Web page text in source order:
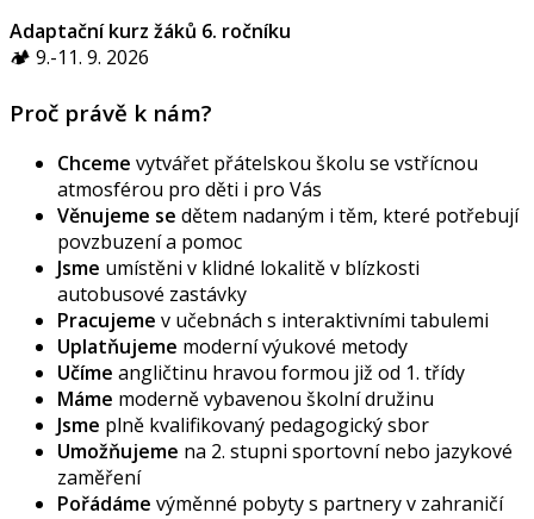
Adaptační kurz žáků 6. ročníku
🏕️ 9.-11. 9. 2026
Proč právě k nám?
Chceme vytvářet přátelskou školu se vstřícnou
atmosférou pro děti i pro Vás
Věnujeme se dětem nadaným i těm, které potřebují
povzbuzení a pomoc
Jsme umístěni v klidné lokalitě v blízkosti
autobusové zastávky
Pracujeme v učebnách s interaktivními tabulemi
Uplatňujeme moderní výukové metody
Učíme angličtinu hravou formou již od 1. třídy
Máme moderně vybavenou školní družinu
Jsme plně kvalifikovaný pedagogický sbor
Umožňujeme na 2. stupni sportovní nebo jazykové
zaměření
Pořádáme výměnné pobyty s partnery v zahraničí